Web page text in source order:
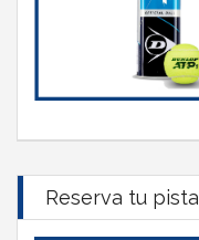
Reserva tu pista